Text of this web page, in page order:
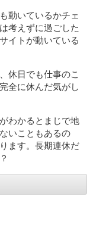
動いているかチェ
考えずに過ごした
イトが動いている
休日でも仕事のこ
全に休んだ気がし
わかるとまじで地
いこともあるの
ます。長期連休だ